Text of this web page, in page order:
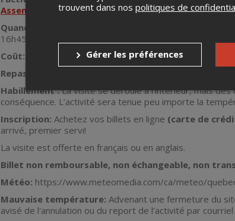
Assemblée nationale du Québec (assnat.qc.ca)
Quand:
. Départ à 14h entre les
16h45 et retour sur le campus vers 17h.
Coût:
, incluant le transport aller-retour, l’entrée
Repas:
Habillement :La visite se déroule à l’intérieur, mais
conséquence. L’activité sera tenue peu importe la
Inscription: Achetez vos billets en ligne (carte de
arrivé, premier servi!
La visite est offerte en français ou en anglais.
Billet non remboursable, non échangeable, non
Météo: https://www.meteomedia.com/ca/meteo/
Mauvaise température: Advenant une fermeture du
avisé de l'annulation ou du report de l'activité par
trouvent dans nos politiques de
Gérer les préférences